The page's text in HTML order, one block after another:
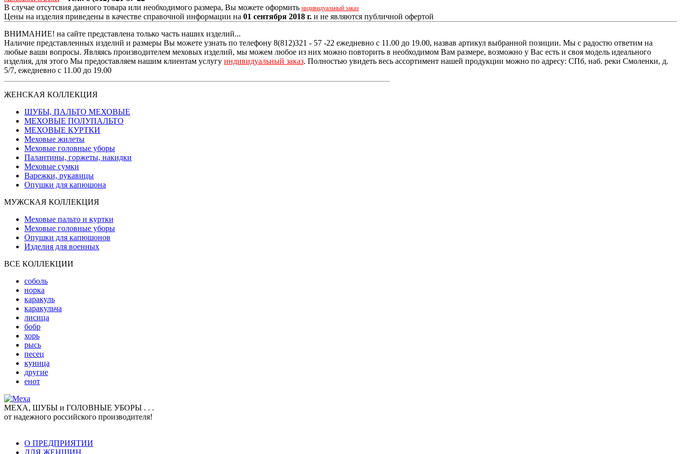
В случае отсутсвия данного товара или необходимого размера, Вы можете оформить индивидуальный заказ
Цены на изделия приведены в качестве справочной информации на 01 сентября 2018 г. и не являются публичной офертой
ВНИМАНИЕ! на сайте представлена только часть наших изделий...
Наличие представленных изделий и размеры Вы можете узнать по телефону 8(812)321 - 57 -22 ежедневно с 11.00 до 19.00, назвав артикул выбранной позиции. Мы с радостю ответим на
любые ваши вопросы. Являясь производителем меховых изделий, мы можем любое из них можно повторить в необходимом Вам размере, возможно у Вас есть и своя модель идеального
изделия, для этого Мы предоставляем нашим клиентам услугу индивидуальный заказ. Полностью увидеть весь ассортимент нашей продукции можно по адресу: СПб, наб. реки Смоленки, д.
5/7, ежедневно с 11.00 до 19.00
ЖЕНСКАЯ КОЛЛЕКЦИЯ
ШУБЫ, ПАЛЬТО МЕХОВЫЕ
МЕХОВЫЕ ПОЛУПАЛЬТО
МЕХОВЫЕ КУРТКИ
Меховые жилеты
Меховые головные уборы
Палантины, горжеты, накидки
Меховые сумки
Варежки, рукавицы
Опушки для капюшона
МУЖСКАЯ КОЛЛЕКЦИЯ
Меховые пальто и куртки
Меховые головные уборы
Опушки для капюшонов
Изделия для военных
ВСЕ КОЛЛЕКЦИИ
соболь
норка
каракуль
каракульча
лисица
бобр
хорь
рысь
песец
куница
другие
енот
МЕХА, ШУБЫ и ГОЛОВНЫЕ УБОРЫ . . .
от надежного российского производителя!
О ПРЕДПРИЯТИИ
ДЛЯ ЖЕНЩИН